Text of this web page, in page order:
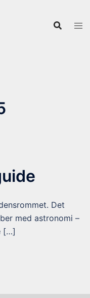
Det
med astronomi –
[…]